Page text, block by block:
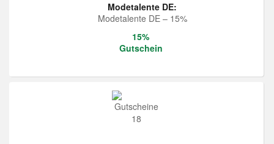
Modetalente DE:
Modetalente DE – 15%
15%
Gutschein